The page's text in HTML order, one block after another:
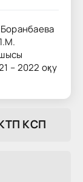
– 2022 оқу
KCП